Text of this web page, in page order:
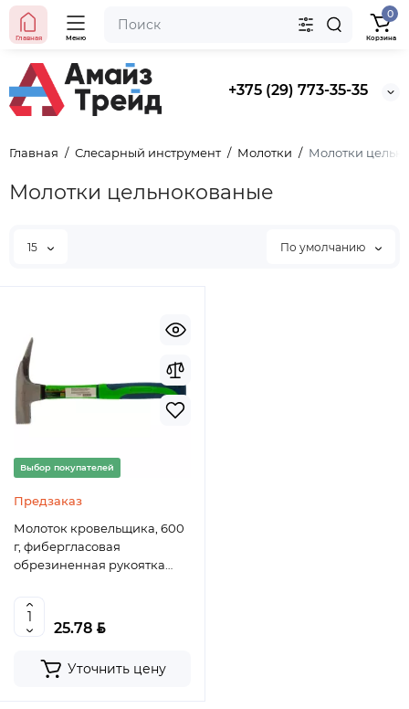
+375 (29) 773-35-35
Главная Меню
0
Корзина
Главная Слесарный инструмент Молотки Молотки
Молотки цельнокованые
15 По умолчанию
Выбор покупателей
Предзаказ
Молоток кровельщика, 600
г, фибергласовая
обрезиненная рукоятка
25.78 BYN
Уточнить цену